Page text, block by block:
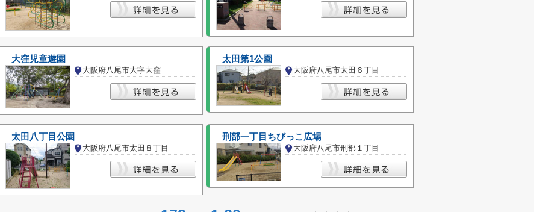
大窪児童遊園
大阪府八尾市大字大窪
太田第1公園
大阪府八尾市太田６丁目
太田八丁目公園
大阪府八尾市太田８丁目
刑部一丁目ちびっこ広場
大阪府八尾市刑部１丁目